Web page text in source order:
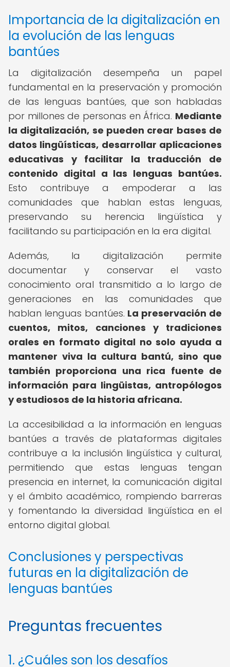
Importancia de la digitalización en
la evolución de las lenguas
bantúes
La digitalización desempeña un papel
fundamental en la preservación y promoción
de las lenguas bantúes, que son habladas
por millones de personas en África. Mediante
la digitalización, se pueden crear bases de
datos lingüísticas, desarrollar aplicaciones
educativas y facilitar la traducción de
contenido digital a las lenguas bantúes.
Esto contribuye a empoderar a las
comunidades que hablan estas lenguas,
preservando su herencia lingüística y
facilitando su participación en la era digital.
Además, la digitalización permite
documentar y conservar el vasto
conocimiento oral transmitido a lo largo de
generaciones en las comunidades que
hablan lenguas bantúes. La preservación de
cuentos, mitos, canciones y tradiciones
orales en formato digital no solo ayuda a
mantener viva la cultura bantú, sino que
también proporciona una rica fuente de
información para lingüistas, antropólogos
y estudiosos de la historia africana.
La accesibilidad a la información en lenguas
bantúes a través de plataformas digitales
contribuye a la inclusión lingüística y cultural,
permitiendo que estas lenguas tengan
presencia en internet, la comunicación digital
y el ámbito académico, rompiendo barreras
y fomentando la diversidad lingüística en el
entorno digital global.
Conclusiones y perspectivas
futuras en la digitalización de
lenguas bantúes
Preguntas frecuentes
1. ¿Cuáles son los desafíos